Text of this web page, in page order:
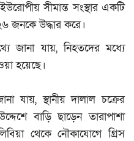
সীমান্ত সংস্থার একটি
জনকে উদ্ধার করে।
জানা যায়, নিহতদের মধ্যে
হয়েছে।
যায়, স্থানীয় দালাল চক্রের
বাড়ি ছাড়েন তারাপাশা
থেকে নৌকাযোগে গ্রিস